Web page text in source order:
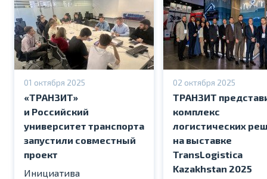
01 октября 2025
«ТРАНЗИТ»
и Российский
университет транспорта
запустили совместный
проект
Инициатива
02 октября 2025
ТРАНЗИТ
комплекс
логистических
на выставке
TransLogistica
Kazakhstan 2025